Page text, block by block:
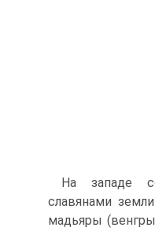
На западе
славянами
мадьяры